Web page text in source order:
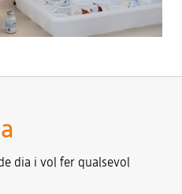
dia i vol fer qualsevol